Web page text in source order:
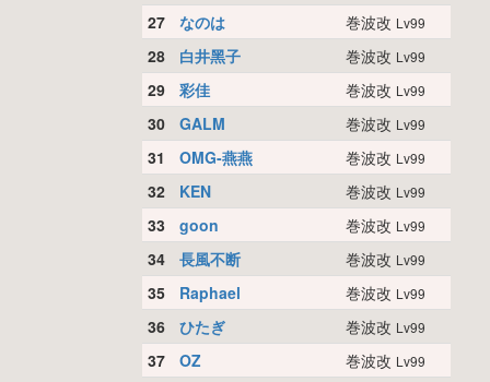
27 なのは 巻波改 Lv99
28 白井黑子 巻波改 Lv99
29 彩佳 巻波改 Lv99
30 GALM 巻波改 Lv99
31 OMG-燕燕 巻波改 Lv99
32 KEN 巻波改 Lv99
33 goon 巻波改 Lv99
34 長風不断 巻波改 Lv99
35 Raphael 巻波改 Lv99
36 ひたぎ 巻波改 Lv99
37 OZ 巻波改 Lv99